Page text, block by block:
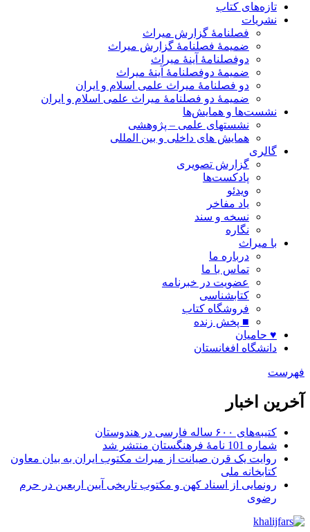
تازه‌های کتاب
نشریات
فصلنامۀ گزارش میراث
ضمیمۀ فصلنامۀ گزارش میراث
دوفصلنامۀ آینۀ میراث
ضمیمۀ دوفصلنامۀ آینۀ میراث
دو فصلنامۀ میراث علمی اسلام و ایران
ضمیمۀ دو فصلنامۀ میراث علمی اسلام و ایران
نشست‌ها و همایش‌ها
نشستهای علمی – پژوهشی
همایش های داخلی و بین المللی
گالری
گزارش تصویری
پادکست‌ها
ویدئو
یاد مفاخر
نسخه و سند
نگاره
با میراث
درباره ما
تماس با ما
عضویت در خبرنامه
کتابشناسی
فروشگاه کتاب
■ پخش زنده
♥ حامیان
دانشگاه افغانستان
فهرست
آخرین اخبار
کتیبه‌های ۶۰۰ ساله فارسی در هندوستان
شماره 101 نامۀ فرهنگستان منتشر شد
روایت یک قرن صیانت از میراث مکتوب ایران به بیان معاون
کتابخانه ملی
رونمایی از اسناد کهن و مکتوب تاریخی آیین اربعین در حرم
رضوی